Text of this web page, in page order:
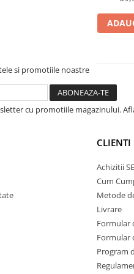
si promotiile noastre
cu promotiile magazinului.
CLIENTI
Achizitii
Cum
Metode
Livrare
Formular
Formular
Program